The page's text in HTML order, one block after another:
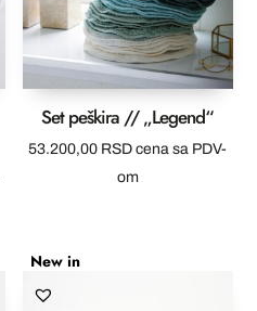
Set peškira // „Legend“
53.200,00 RSD cena sa PDV-
om
New in